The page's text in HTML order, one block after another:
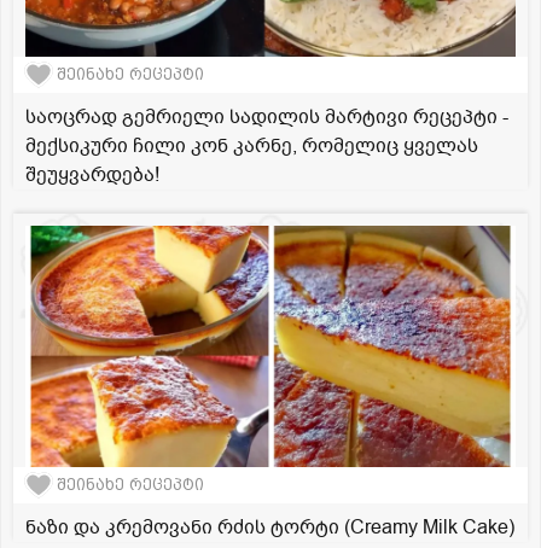
შეინახე რეცეპტი
საოცრად გემრიელი სადილის მარტივი რეცეპტი -
მექსიკური ჩილი კონ კარნე, რომელიც ყველას
შეუყვარდება!
შეინახე რეცეპტი
ნაზი და კრემოვანი რძის ტორტი (Creamy Milk Cake)